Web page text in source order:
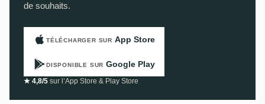
de souhaits.
TÉLÉCHARGER SUR App Store
DISPONIBLE SUR Google Play
★ 4,8/5 sur l’App Store & Play Store